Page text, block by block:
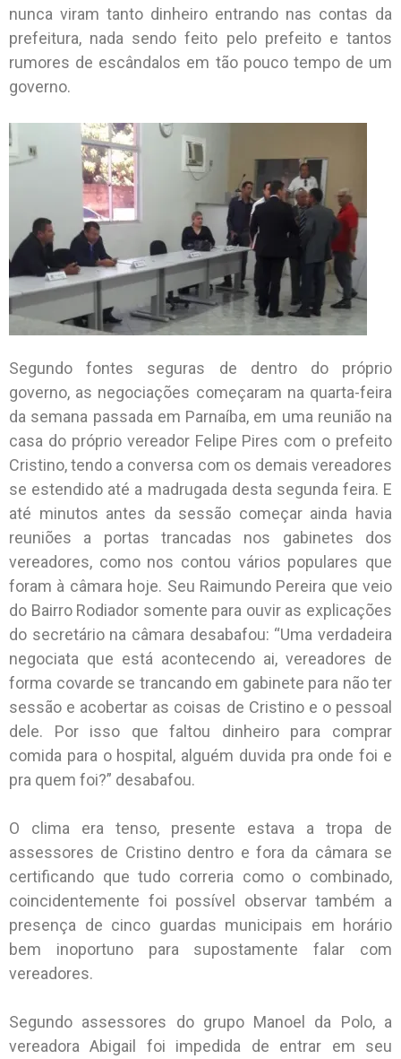
nunca viram tanto dinheiro entrando nas contas da
prefeitura, nada sendo feito pelo prefeito e tantos
rumores de escândalos em tão pouco tempo de um
governo.
Segundo fontes seguras de dentro do próprio
governo, as negociações começaram na quarta-feira
da semana passada em Parnaíba, em uma reunião na
casa do próprio vereador Felipe Pires com o prefeito
Cristino, tendo a conversa com os demais vereadores
se estendido até a madrugada desta segunda feira. E
até minutos antes da sessão começar ainda havia
reuniões a portas trancadas nos gabinetes dos
vereadores, como nos contou vários populares que
foram à câmara hoje. Seu Raimundo Pereira que veio
do Bairro Rodiador somente para ouvir as explicações
do secretário na câmara desabafou: “Uma verdadeira
negociata que está acontecendo ai, vereadores de
forma covarde se trancando em gabinete para não ter
sessão e acobertar as coisas de Cristino e o pessoal
dele. Por isso que faltou dinheiro para comprar
comida para o hospital, alguém duvida pra onde foi e
pra quem foi?” desabafou.
O clima era tenso, presente estava a tropa de
assessores de Cristino dentro e fora da câmara se
certificando que tudo correria como o combinado,
coincidentemente foi possível observar também a
presença de cinco guardas municipais em horário
bem inoportuno para supostamente falar com
vereadores.
Segundo assessores do grupo Manoel da Polo, a
vereadora Abigail foi impedida de entrar em seu